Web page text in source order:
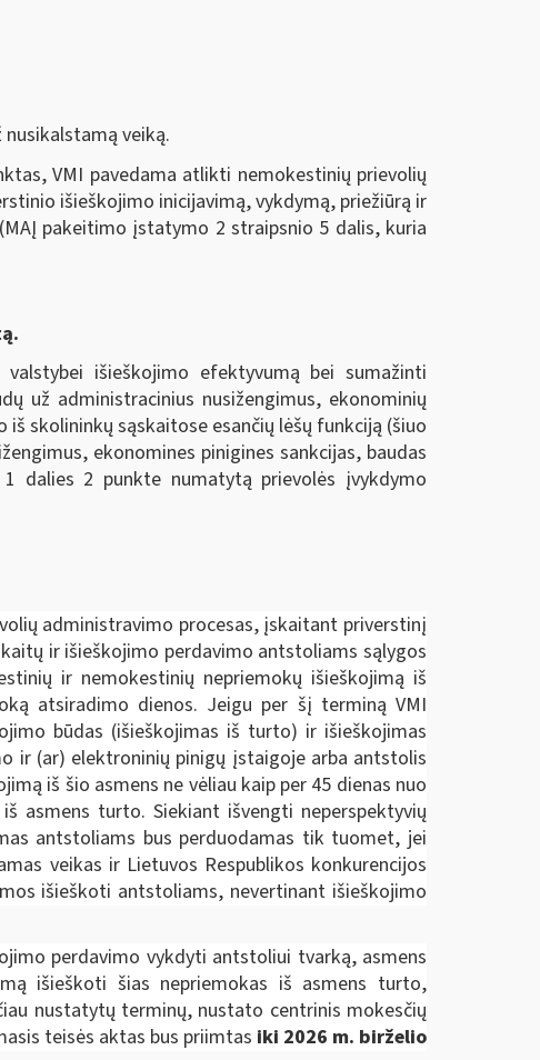
veiką.
VMI pavedama atlikti nemokestinių prievolių
išieškojimo inicijavimą, vykdymą, priežiūrą ir
pakeitimo įstatymo 2 straipsnio 5 dalis, kuria
išieškojimo efektyvumą bei sumažinti
už administracinius nusižengimus, ekonominių
skolininkų sąskaitose esančių lėšų funkciją (šiuo
ekonomines pinigines sankcijas, baudas
dalies 2 punkte numatytą prievolės įvykdymo
administravimo procesas, įskaitant priverstinį
ir išieškojimo perdavimo antstoliams sąlygos
ir nemokestinių nepriemokų išieškojimą iš
atsiradimo dienos. Jeigu per šį terminą VMI
būdas (išieškojimas iš turto) ir išieškojimas
ir (ar) elektroninių pinigų įstaigoje arba antstolis
iš šio asmens ne vėliau kaip per 45 dienas nuo
asmens turto. Siekiant išvengti neperspektyvių
antstoliams bus perduodamas tik tuomet, jei
veikas ir Lietuvos Respublikos konkurencijos
išieškoti antstoliams, nevertinant išieškojimo
perdavimo vykdyti antstoliui tvarką, asmens
išieškoti šias nepriemokas iš asmens turto,
nustatytų terminų, nustato centrinis mokesčių
teisės aktas bus priimtas iki 2026 m. birželio